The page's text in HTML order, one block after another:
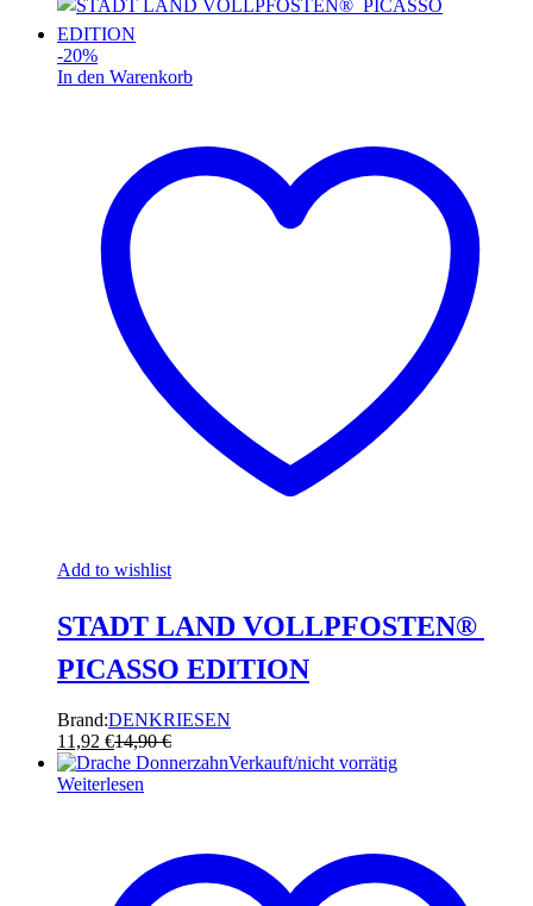
-20%
In den Warenkorb
Add to wishlist
STADT LAND VOLLPFOSTEN® 
PICASSO EDITION
Brand:DENKRIESEN
11,92 €14,90€
Verkauft/nicht vorrätig
Weiterlesen